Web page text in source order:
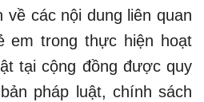
về các nội dung liên quan
em trong thực hiện hoạt
tại cộng đồng được quy
pháp luật, chính sách